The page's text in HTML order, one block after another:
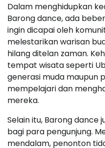
Dalam menghidupkan
Barong dance, ada
ingin dicapai oleh
melestarikan warisan
hilang ditelan zaman.
tempat wisata seperti
generasi muda maupun
mempelajari dan
mereka.
Selain itu, Barong dance
bagi para pengunjung.
mendalam, penonton